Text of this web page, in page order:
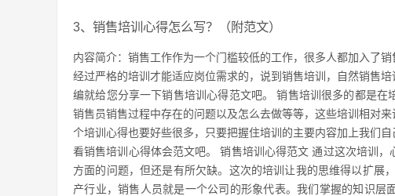
3、销售培训心得怎么写？（附范文）
内容简介：销售工作作为一个门槛较低的工作，很多人都加入了
经过严格的培训才能适应岗位需求的，说到销售培训，自然销售
编就给您分享一下销售培训心得范文吧。 销售培训很多的都是
销售员销售过程中存在的问题以及怎么去做等等，这些培训相对
个培训心得也要好些很多，只要把握住培训的主要内容加上我们
看销售培训心得体会范文吧。 销售培训心得范文 通过这次培训
方面的问题，但还是有所欠缺。这次的培训让我的思维得以扩展
产行业，销售人员就是一个公司的形象代表。我们掌握的知识